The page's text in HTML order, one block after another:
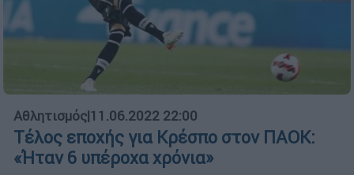
Αθλητισμός|11.06.2022 22:00
Τέλος εποχής για Κρέσπο στον ΠΑΟΚ:
«Ήταν 6 υπέροχα χρόνια»